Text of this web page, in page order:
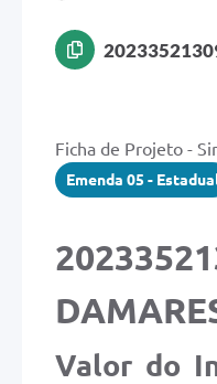
Editais
Notícias
Obras
Galeria de Vídeos
Ficha de Projeto -
Emenda 05 -
Valor do